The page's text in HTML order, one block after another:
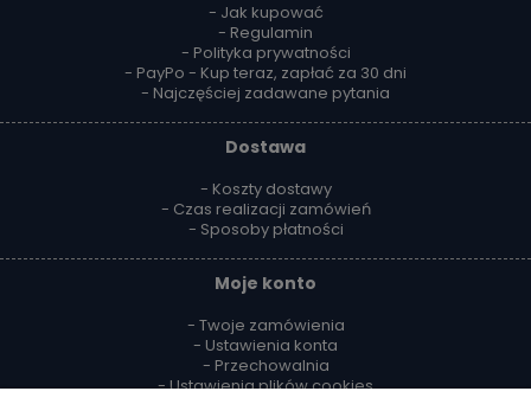
- Jak kupować
- Regulamin
- Polityka prywatności
- PayPo - Kup teraz, zapłać za 30 dni
- Najczęściej zadawane pytania
Dostawa
- Koszty dostawy
- Czas realizacji zamówień
- Sposoby płatności
Moje konto
- Twoje zamówienia
- Ustawienia konta
- Przechowalnia
- Ustawienia plików cookies